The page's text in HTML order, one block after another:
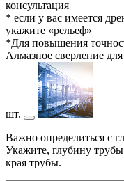
консультация
* если у вас имеется
укажите «рельеф»
*Для повышения
Алмазное сверление
шт.
Важно определиться с
Укажите, глубину
края трубы.